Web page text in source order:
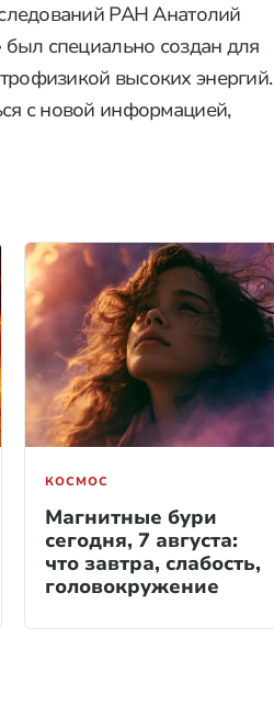
РАН Анатолий
был специально создан для
высоких энергий.
с новой информацией,
КОСМОС
Магнитные бури
сегодня, 7 августа:
что завтра, слабость,
головокружение